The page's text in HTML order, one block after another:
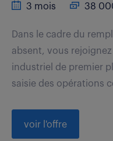
3 mois
38
Dans le cadre du
absent, vous
industriel de premier
saisie des opérations
voir l'offre